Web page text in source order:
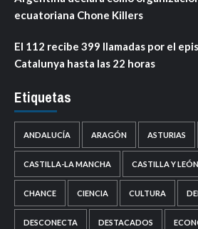
ecuatoriana Chone Killers
El 112 recibe 399 llamadas por el
Catalunya hasta las 22 horas
Etiquetas
ANDALUCÍA ARAGÓN ASTURIAS
CASTILLA-LA MANCHA CASTILLA Y LEÓN
CHANCE CIENCIA CULTURA
DESCONECTA DESTACADOS